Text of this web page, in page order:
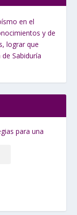
en el
y de
lograr que
Sabiduría
para una